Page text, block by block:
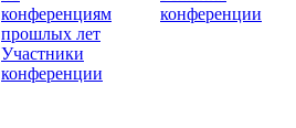
конференциям
прошлых лет
Участники
конференции
конференции